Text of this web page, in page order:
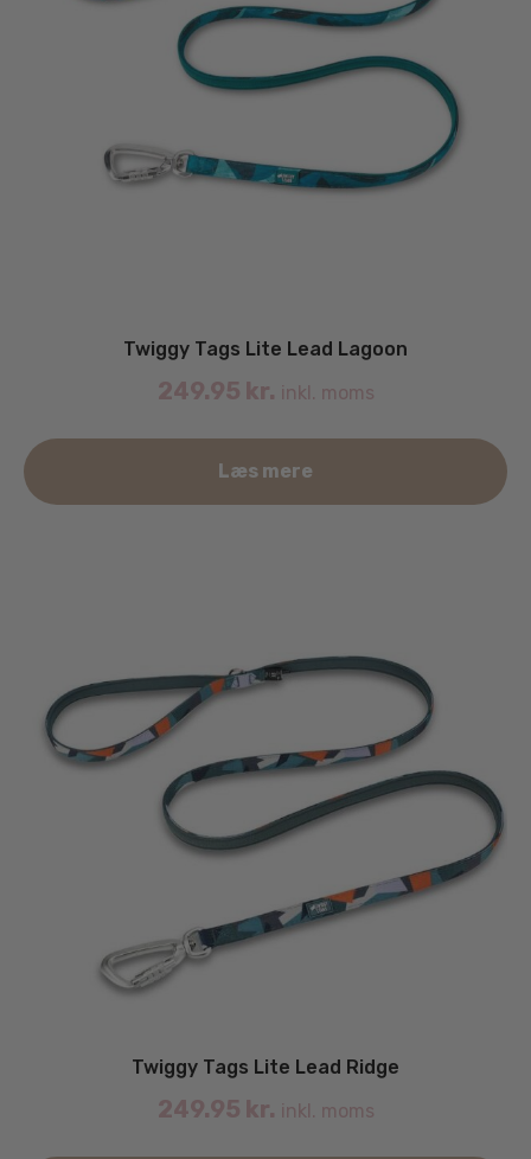
Twiggy Tags Lite Lead Lagoon
249.95 kr. inkl. moms
Læs mere
Twiggy Tags Lite Lead Ridge
249.95 kr. inkl. moms